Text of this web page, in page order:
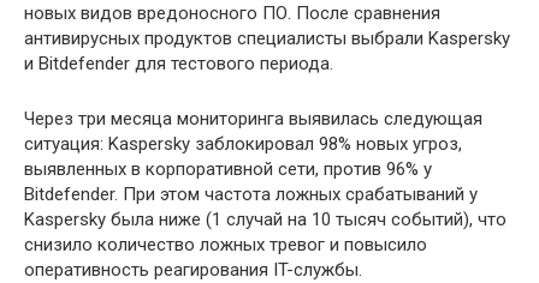
новых видов вредоносного ПО. После сравнения
антивирусных продуктов специалисты выбрали Kaspersky
и Bitdefender для тестового периода.
Через три месяца мониторинга выявилась следующая
ситуация: Kaspersky заблокировал 98% новых угроз,
выявленных в корпоративной сети, против 96% у
Bitdefender. При этом частота ложных срабатываний у
Kaspersky была ниже (1 случай на 10 тысяч событий), что
снизило количество ложных тревог и повысило
оперативность реагирования IT-службы.